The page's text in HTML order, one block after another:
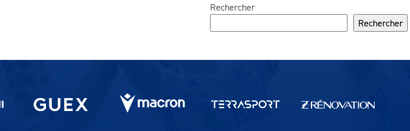
Rechercher
Rechercher